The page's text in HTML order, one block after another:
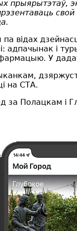
свой
відах
адпачынак і
У
на СТА.
Полацкам і